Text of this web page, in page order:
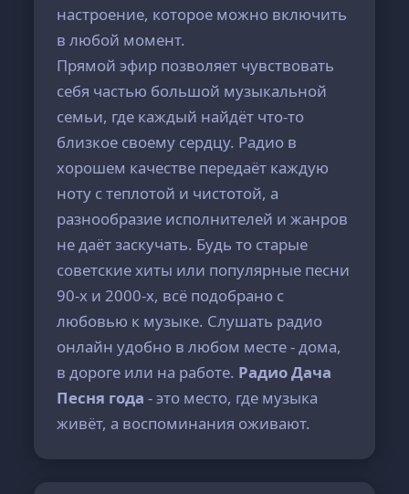
настроение, которое можно включить
в любой момент.
Прямой эфир позволяет чувствовать
себя частью большой музыкальной
семьи, где каждый найдёт что-то
близкое своему сердцу. Радио в
хорошем качестве передаёт каждую
ноту с теплотой и чистотой, а
разнообразие исполнителей и жанров
не даёт заскучать. Будь то старые
советские хиты или популярные песни
90-х и 2000-х, всё подобрано с
любовью к музыке. Слушать радио
онлайн удобно в любом месте - дома,
в дороге или на работе. Радио Дача
Песня года - это место, где музыка
живёт, а воспоминания оживают.